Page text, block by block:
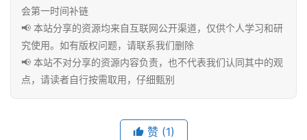
博
客
文
章
会第一时间补链
📢 本站分享的资源均来自互联网公开渠道，仅供个人学习和研
究使用。如有版权问题，请联系我们删除
📢 本站不对分享的资源内容负责，也不代表我们认同其中的观
点，请读者自行按需取用，仔细甄别
赞 (1)